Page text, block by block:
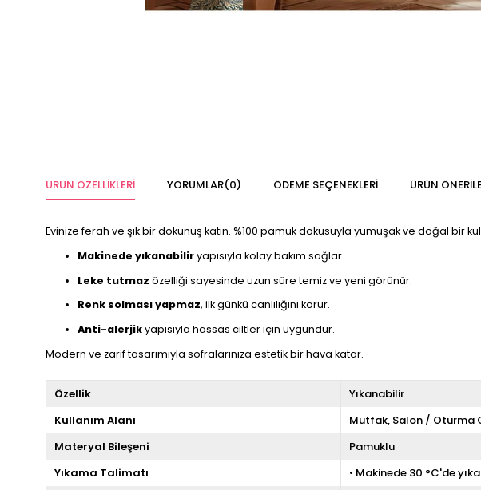
ÜRÜN ÖZELLIKLERI YORUMLAR(0) ÖDEME SEÇENEKLERI ÜRÜN
Evinize ferah ve şık bir dokunuş katın. %100 pamuk dokusuyla yumuşak ve doğal
Makinede yıkanabiliryapısıyla kolay bakım sağlar.
Leke tutmaz özelliği sayesinde uzun süre temiz ve yeni görünür.
Renk solması yapmaz, ilk günkü canlılığını korur.
Anti-alerjikyapısıyla hassas ciltler için uygundur.
Modern ve zarif tasarımıyla sofralarınıza estetik bir hava katar.
Özellik
Yıkanabilir
Kullanım Alanı
Mutfak Salon / Oturma
Materyal Bileşeni
Pamuklu
Yıkama Talimatı
• Makinede 30 °C'de